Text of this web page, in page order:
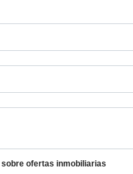
ofertas inmobiliarias